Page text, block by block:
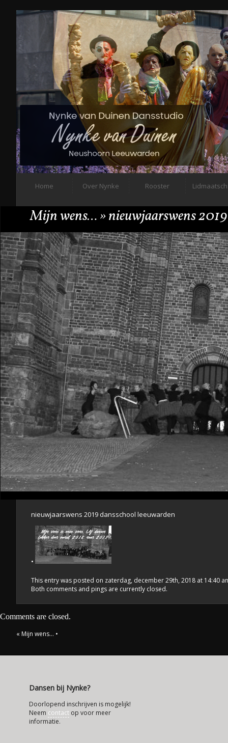
Home Over Nynke Rooster
Mijn wens…» nieuwjaarswens
nieuwjaarswens 2019 dansschool leeuwarden
•
This entry was posted on zaterdag, december 29th, 2018 at 14:40
Both comments and pings are currently closed.
Comments are closed.
« Mijn wens… •
Dansen bij Nynke?
Doorlopend inschrijven is mogelijk!
Neem contact op voor meer
informatie.